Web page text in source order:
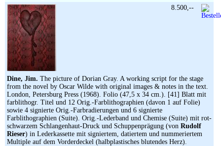
Dine, Jim. The picture of Dorian Gray. A working script for the stage
from the novel by Oscar Wilde with original images & notes in the text.
London, Petersburg Press (1968). Folio (47,5 x 34 cm.). [41] Blatt mit
farblithogr. Titel und 12 Orig.-Farblithographien (davon 1 auf Folie)
sowie 4 signierte Orig.-Farbradierungen und 6 signierte
Farblithographien (Suite). Orig.-Lederband und Chemise (Suite) mit rot-
schwarzem Schlangenhaut-Druck und Schuppenprägung (von Rudolf
Rieser) in Lederkassette mit signiertem, datiertem und nummeriertem
Multiple auf dem Vorderdeckel (halbplastisches blutendes Herz).
8.500,--